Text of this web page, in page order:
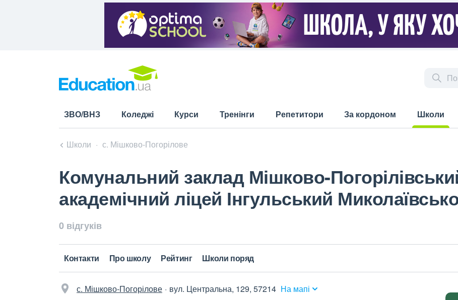
ЗВО/ВНЗ Коледжі Курси Тренінги Репетитори За кордоном
Школи
Школи с. Мішково-Погорілове
Комунальний заклад Мішково-
академічний ліцей Інгульський
0 відгуків
Контакти Про школу Рейтинг Школи поряд
с. Мішково-Погорілове вул. Центральна, 129, 57214 На мапі